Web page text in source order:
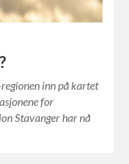
inn på kartet
for
Stavanger har nå